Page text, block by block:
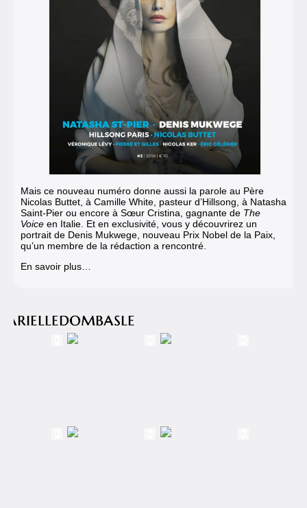
Mais ce nouveau numéro donne aussi la parole au Père
Nicolas Buttet, à Camille White, pasteur d’Hillsong, à Natasha
Saint-Pier ou encore à Sœur Cristina, gagnante de The
Voice en Italie. Et en exclusivité, vous y découvrirez un
portrait de Denis Mukwege, nouveau Prix Nobel de la Paix,
qu’un membre de la rédaction a rencontré.
En savoir plus…